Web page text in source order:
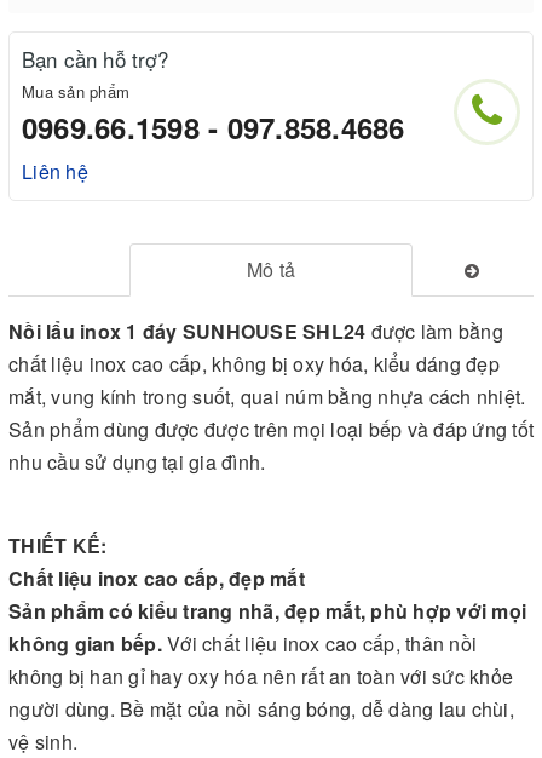
Bạn cần hỗ trợ?
Mua sản phẩm
0969.66.1598 - 097.858.4686
Liên hệ
Mô tả
Nồi lẩu inox 1 đáy SUNHOUSE SHL24 được làm bằng
chất liệu inox cao cấp, không bị oxy hóa, kiểu dáng đẹp
mắt, vung kính trong suốt, quai núm bằng nhựa cách nhiệt.
Sản phẩm dùng được được trên mọi loại bếp và đáp ứng tốt
nhu cầu sử dụng tại gia đình.
THIẾT KẾ:
Chất liệu inox cao cấp, đẹp mắt
Sản phẩm có kiểu trang nhã, đẹp mắt, phù hợp với mọi
không gian bếp.Với chất liệu inox cao cấp, thân nồi
không bị han gỉ hay oxy hóa nên rất an toàn với sức khỏe
người dùng. Bề mặt của nồi sáng bóng, dễ dàng lau chùi,
vệ sinh.